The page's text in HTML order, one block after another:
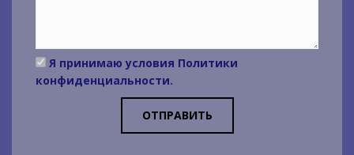
Я принимаю условия Политики
конфиденциальности.
ОТПРАВИТЬ